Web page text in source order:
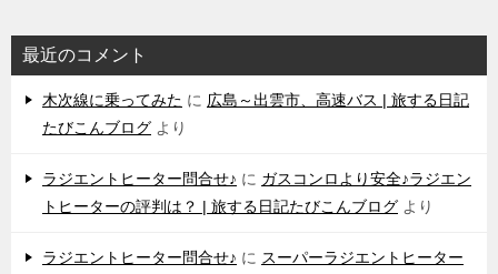
最近のコメント
木次線に乗ってみた に 広島～出雲市、高速バス | 旅する日記
たびこんブログ より
ラジエントヒーター問合せ♪ に ガスコンロより安全♪ラジエン
トヒーターの評判は？ | 旅する日記たびこんブログ より
ラジエントヒーター問合せ♪ に スーパーラジエントヒーター